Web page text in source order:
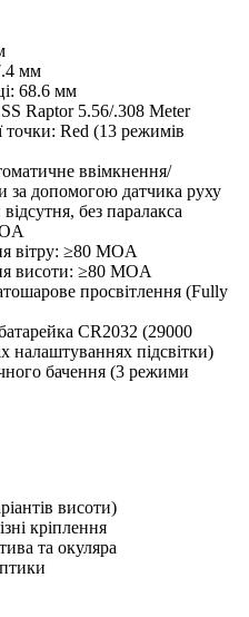
мм
68.6 мм
Raptor 5.56/.308 Meter
точки: Red (13 режимів
ввімкнення/
за допомогою датчика руху
без паралакса
вітру: ≥80 MOA
висоти: ≥80 MOA
просвітлення (Fully
CR2032 (29000
налаштуваннях підсвітки)
бачення (3 режими
висоти)
кріплення
та окуляра